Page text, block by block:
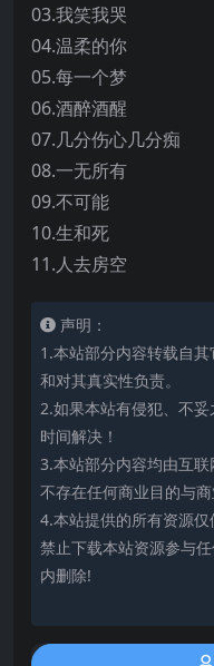
03.我笑我哭
04.温柔的你
05.每一个梦
06.酒醉酒醒
07.几分伤心几分痴
08.一无所有
09.不可能
10.生和死
11.人去房空
声明：
1.本站部分内容转载自
和对其真实性负责。
2.如果本站有侵犯、不
时间解决！
3.本站部分内容均由互联
不存在任何商业目的与商
4.本站提供的所有资源仅
禁止下载本站资源参与
内删除!